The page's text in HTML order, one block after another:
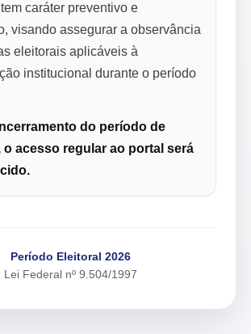
caráter preventivo e
visando assegurar a observância
eleitorais aplicáveis à
institucional durante o período
do período de
o acesso regular ao portal será
Período Eleitoral 2026
Lei Federal nº 9.504/1997